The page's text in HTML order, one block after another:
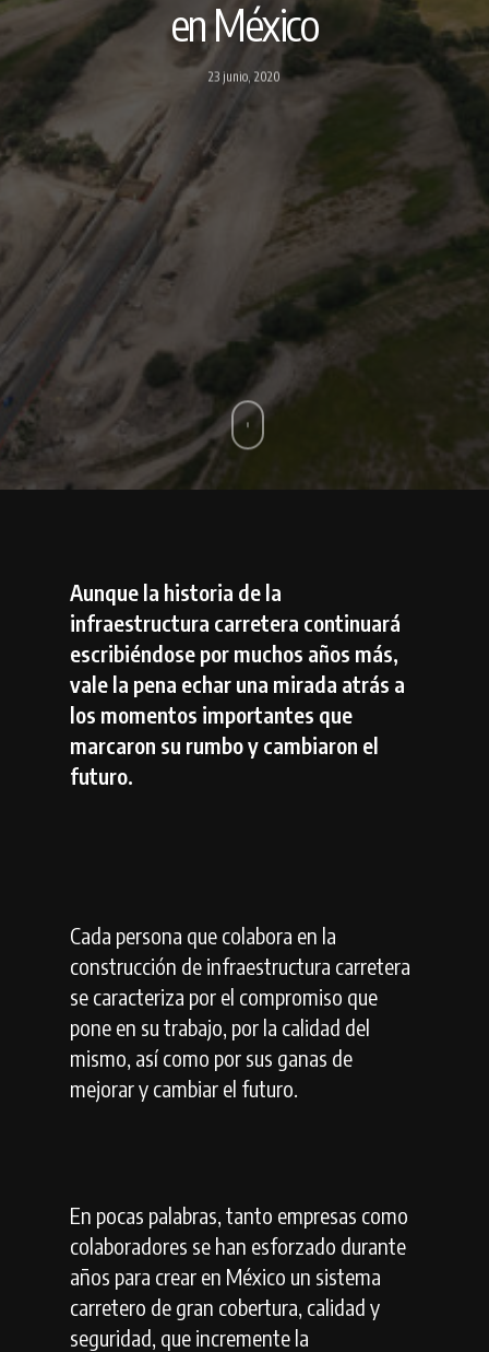
en México
23 junio, 2020
Aunque la historia de la
infraestructura carretera continuará
escribiéndose por muchos años más,
vale la pena echar una mirada atrás a
los momentos importantes que
marcaron su rumbo y cambiaron el
futuro.
Cada persona que colabora en la
construcción de infraestructura carretera
se caracteriza por el compromiso que
pone en su trabajo, por la calidad del
mismo, así como por sus ganas de
mejorar y cambiar el futuro.
En pocas palabras, tanto empresas como
colaboradores se han esforzado durante
años para crear en México un sistema
carretero de gran cobertura, calidad y
seguridad, que incremente la